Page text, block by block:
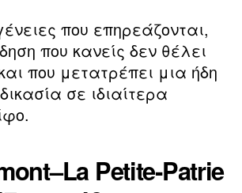
που επηρεάζονται,
που κανείς δεν θέλει
που μετατρέπει μια ήδη
σε ιδιαίτερα
Petite‑Patrie